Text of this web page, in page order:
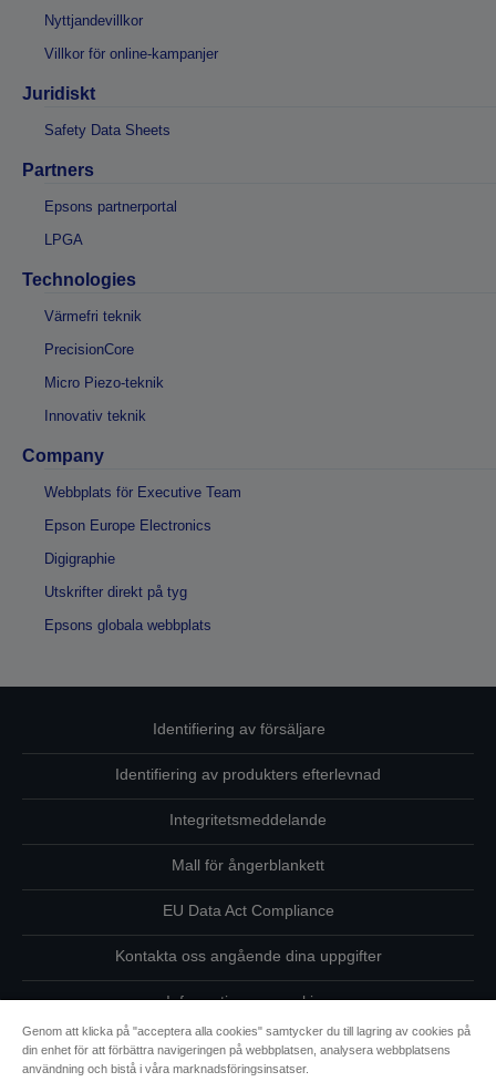
Nyttjandevillkor
Villkor för online-kampanjer
Juridiskt
Safety Data Sheets
Partners
Epsons partnerportal
LPGA
Technologies
Värmefri teknik
PrecisionCore
Micro Piezo-teknik
Innovativ teknik
Company
Webbplats för Executive Team
Epson Europe Electronics
Digigraphie
Utskrifter direkt på tyg
Epsons globala webbplats
Identifiering av försäljare
Identifiering av produkters efterlevnad
Integritetsmeddelande
Mall för ångerblankett
EU Data Act Compliance
Kontakta oss angående dina uppgifter
Information om cookies
Epsons åtagande avseende tillgänglighet
Genom att klicka på "acceptera alla cookies" samtycker du till lagring av cookies på
din enhet för att förbättra navigeringen på webbplatsen, analysera webbplatsens
användning och bistå i våra marknadsföringsinsatser.